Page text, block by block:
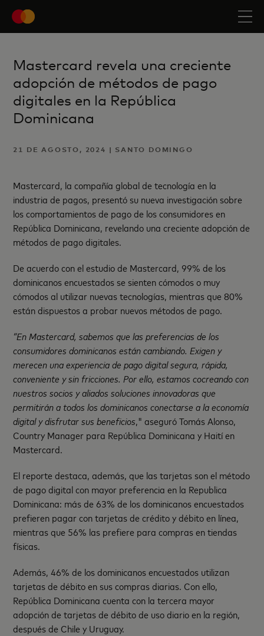
Mastercard revela una creciente
adopción de métodos de pago
digitales en la República
Dominicana
21 DE AGOSTO, 2024 | SANTO DOMINGO
Mastercard, la compañía global de tecnología en la
industria de pagos, presentó su nueva investigación sobre
los comportamientos de pago de los consumidores en
República Dominicana, revelando una creciente adopción de
métodos de pago digitales.
De acuerdo con el estudio de Mastercard, 99% de los
dominicanos encuestados se sienten cómodos o muy
cómodos al utilizar nuevas tecnologías, mientras que 80%
están dispuestos a probar nuevos métodos de pago.
“En Mastercard, sabemos que las preferencias de los
consumidores dominicanos están cambiando. Exigen y
merecen una experiencia de pago digital segura, rápida,
conveniente y sin fricciones. Por ello, estamos cocreando con
nuestros socios y aliados soluciones innovadoras que
permitirán a todos los dominicanos conectarse a la economía
digital y disfrutar sus beneficios," aseguró Tomás Alonso,
Country Manager para República Dominicana y Haití en
Mastercard.
El reporte destaca, además, que las tarjetas son el método
de pago digital con mayor preferencia en la Republica
Dominicana: más de 63% de los dominicanos encuestados
prefieren pagar con tarjetas de crédito y débito en línea,
mientras que 56% las prefiere para compras en tiendas
físicas.
Además, 46% de los dominicanos encuestados utilizan
tarjetas de débito en sus compras diarias. Con ello,
República Dominicana cuenta con la tercera mayor
adopción de tarjetas de débito de uso diario en la región,
después de Chile y Uruguay.